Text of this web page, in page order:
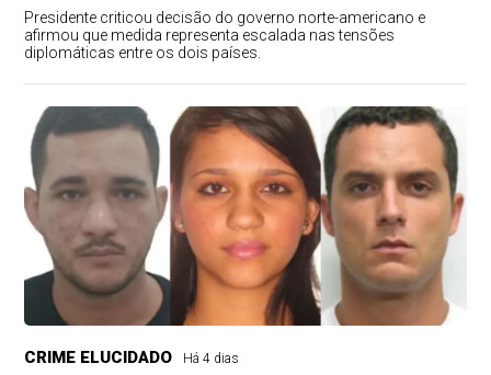
Presidente criticou decisão do governo norte-americano e
afirmou que medida representa escalada nas tensões
diplomáticas entre os dois países.
CRIME ELUCIDADO Há 4 dias